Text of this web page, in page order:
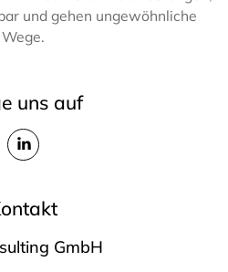
und gehen ungewöhnliche
Wege.
uns auf
GmbH